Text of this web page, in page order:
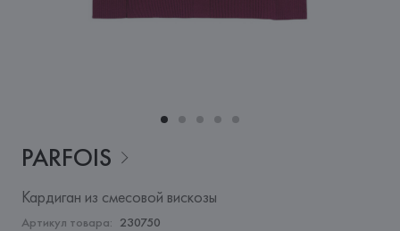
PARFOIS
Кардиган из смесовой вискозы
Артикул товара: 230750